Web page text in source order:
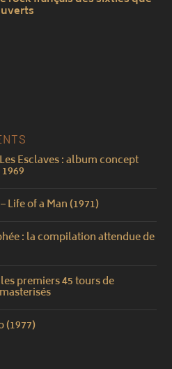
Esclaves : album concept
Life of a Man (1971)
: la compilation attendue de
premiers 45 tours de
(1977)